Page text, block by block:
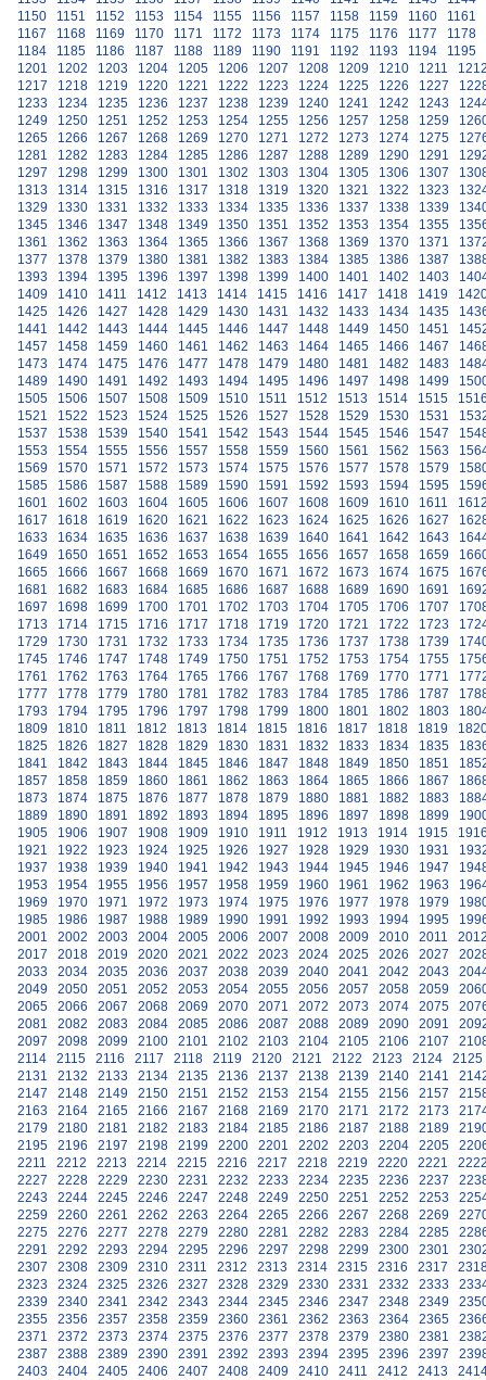
1150
1151 1152 1153 1154 1155 1156 1157 1158 1159 1160
1161
1167
1168 1169 1170 1171 1172 1173 1174 1175 1176 1177
1178
1184
1185 1186 1187 1188 1189 1190 1191 1192 1193 1194
1195
1201
1202 1203 1204 1205 1206 1207 1208 1209 1210 1211
1217
1218 1219 1220 1221 1222 1223 1224 1225 1226 1227
1233
1234 1235 1236 1237 1238 1239 1240 1241 1242 1243
1249
1250 1251 1252 1253 1254 1255 1256 1257 1258 1259
1265
1266 1267 1268 1269 1270 1271 1272 1273 1274 1275
1281
1282 1283 1284 1285 1286 1287 1288 1289 1290 1291
1297
1298 1299 1300 1301 1302 1303 1304 1305 1306 1307
1313
1314 1315 1316 1317 1318 1319 1320 1321 1322 1323
1329
1330 1331 1332 1333 1334 1335 1336 1337 1338 1339
1345
1346 1347 1348 1349 1350 1351 1352 1353 1354 1355
1361
1362 1363 1364 1365 1366 1367 1368 1369 1370 1371
1377
1378 1379 1380 1381 1382 1383 1384 1385 1386 1387
1393
1394 1395 1396 1397 1398 1399 1400 1401 1402 1403
1409
1410 1411 1412 1413 1414 1415 1416 1417 1418 1419
1425
1426 1427 1428 1429 1430 1431 1432 1433 1434 1435
1441
1442 1443 1444 1445 1446 1447 1448 1449 1450 1451
1457
1458 1459 1460 1461 1462 1463 1464 1465 1466 1467
1473
1474 1475 1476 1477 1478 1479 1480 1481 1482 1483
1489
1490 1491 1492 1493 1494 1495 1496 1497 1498 1499
1505
1506 1507 1508 1509 1510 1511 1512 1513 1514 1515
1521
1522 1523 1524 1525 1526 1527 1528 1529 1530 1531
1537
1538 1539 1540 1541 1542 1543 1544 1545 1546 1547
1553
1554 1555 1556 1557 1558 1559 1560 1561 1562 1563
1569
1570 1571 1572 1573 1574 1575 1576 1577 1578 1579
1585
1586 1587 1588 1589 1590 1591 1592 1593 1594 1595
1601
1602 1603 1604 1605 1606 1607 1608 1609 1610 1611
1617
1618 1619 1620 1621 1622 1623 1624 1625 1626 1627
1633
1634 1635 1636 1637 1638 1639 1640 1641 1642 1643
1649
1650 1651 1652 1653 1654 1655 1656 1657 1658 1659
1665
1666 1667 1668 1669 1670 1671 1672 1673 1674 1675
1681
1682 1683 1684 1685 1686 1687 1688 1689 1690 1691
1697
1698 1699 1700 1701 1702 1703 1704 1705 1706 1707
1713
1714 1715 1716 1717 1718 1719 1720 1721 1722 1723
1729
1730 1731 1732 1733 1734 1735 1736 1737 1738 1739
1745
1746 1747 1748 1749 1750 1751 1752 1753 1754 1755
1761
1762 1763 1764 1765 1766 1767 1768 1769 1770 1771
1777
1778 1779 1780 1781 1782 1783 1784 1785 1786 1787
1793
1794 1795 1796 1797 1798 1799 1800 1801 1802 1803
1809
1810 1811 1812 1813 1814 1815 1816 1817 1818 1819
1825
1826 1827 1828 1829 1830 1831 1832 1833 1834 1835
1841
1842 1843 1844 1845 1846 1847 1848 1849 1850 1851
1857
1858 1859 1860 1861 1862 1863 1864 1865 1866 1867
1873
1874 1875 1876 1877 1878 1879 1880 1881 1882 1883
1889
1890 1891 1892 1893 1894 1895 1896 1897 1898 1899
1905
1906 1907 1908 1909 1910 1911 1912 1913 1914 1915
1921
1922 1923 1924 1925 1926 1927 1928 1929 1930 1931
1937
1938 1939 1940 1941 1942 1943 1944 1945 1946 1947
1953
1954 1955 1956 1957 1958 1959 1960 1961 1962 1963
1969
1970 1971 1972 1973 1974 1975 1976 1977 1978 1979
1985
1986 1987 1988 1989 1990 1991 1992 1993 1994 1995
2001
2002 2003 2004 2005 2006 2007 2008 2009 2010 2011
2017
2018 2019 2020 2021 2022 2023 2024 2025 2026 2027
2033
2034 2035 2036 2037 2038 2039 2040 2041 2042 2043
2049
2050 2051 2052 2053 2054 2055 2056 2057 2058 2059
2065
2066 2067 2068 2069 2070 2071 2072 2073 2074 2075
2081
2082 2083 2084 2085 2086 2087 2088 2089 2090 2091
2097
2098 2099 2100 2101 2102 2103 2104 2105 2106 2107
2114
2115 2116 2117 2118 2119 2120 2121 2122 2123 2124
2125
2131
2132 2133 2134 2135 2136 2137 2138 2139 2140 2141
2147
2148 2149 2150 2151 2152 2153 2154 2155 2156 2157
2163
2164 2165 2166 2167 2168 2169 2170 2171 2172 2173
2179
2180 2181 2182 2183 2184 2185 2186 2187 2188 2189
2195
2196 2197 2198 2199 2200 2201 2202 2203 2204 2205
2211
2212 2213 2214 2215 2216 2217 2218 2219 2220 2221
2227
2228 2229 2230 2231 2232 2233 2234 2235 2236 2237
2243
2244 2245 2246 2247 2248 2249 2250 2251 2252 2253
2259
2260 2261 2262 2263 2264 2265 2266 2267 2268 2269
2275
2276 2277 2278 2279 2280 2281 2282 2283 2284 2285
2291
2292 2293 2294 2295 2296 2297 2298 2299 2300 2301
2307
2308 2309 2310 2311 2312 2313 2314 2315 2316 2317
2323
2324 2325 2326 2327 2328 2329 2330 2331 2332 2333
2339
2340 2341 2342 2343 2344 2345 2346 2347 2348 2349
2355
2356 2357 2358 2359 2360 2361 2362 2363 2364 2365
2371
2372 2373 2374 2375 2376 2377 2378 2379 2380 2381
2387
2388 2389 2390 2391 2392 2393 2394 2395 2396 2397
2403
2404 2405 2406 2407 2408 2409 2410 2411 2412 2413